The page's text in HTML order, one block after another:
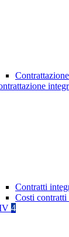
Contratti
Costi
4